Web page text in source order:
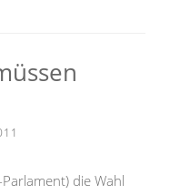
die Wahl